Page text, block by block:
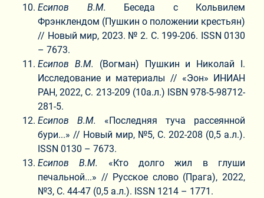
Есипов В.М. Беседа с Кольвилем
Фрэнклендом (Пушкин о положении крестьян)
// Новый мир, 2023. № 2. С. 199-206. ISSN 0130
– 7673.
Есипов В.М. (Вогман) Пушкин и Николай I.
Исследование и материалы // «Эон» ИНИАН
РАН, 2022, С. 213-209 (10а.л.) ISBN 978-5-98712-
281-5.
Есипов В.М.
«Последняя туча рассеянной
бури...» // Новый мир, №5, С. 202-208 (0,5 а.л.).
ISSN 0130 – 7673.
Есипов В.М.
«Кто долго жил в глуши
печальной...» // Русское слово (Прага), 2022,
№3, С. 44-47 (0,5 а.л.). ISSN 1214 – 1771.